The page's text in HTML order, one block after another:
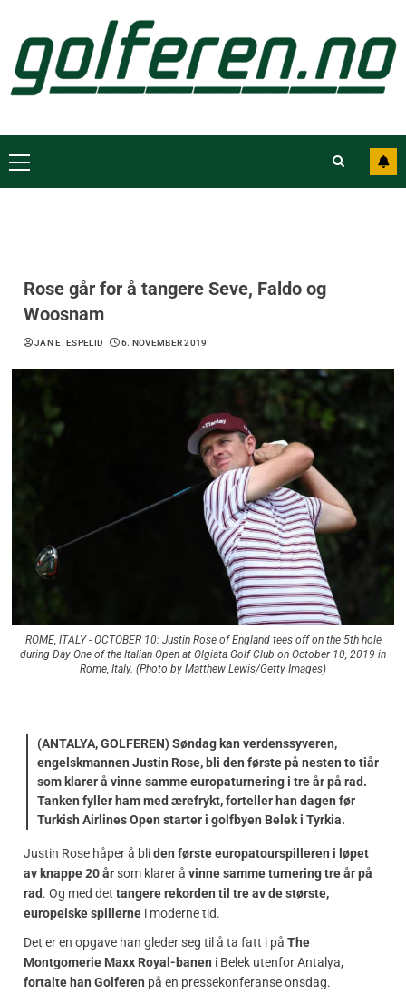
Rose går for å tangere Seve, Faldo og
Woosnam
JAN E. ESPELID 6. NOVEMBER 2019
ROME, ITALY - OCTOBER 10: Justin Rose of England tees off on the 5th hole
during Day One of the Italian Open at Olgiata Golf Club on October 10, 2019 in
Rome, Italy. (Photo by Matthew Lewis/Getty Images)
(ANTALYA, GOLFEREN) Søndag kan verdenssyveren,
engelskmannen Justin Rose, bli den første på nesten to tiår
som klarer å vinne samme europaturnering i tre år på rad.
Tanken fyller ham med ærefrykt, forteller han dagen før
Turkish Airlines Open starter i golfbyen Belek i Tyrkia.
Justin Rose håper å bliden første europatourspilleren i løpet
av knappe 20 årsom klarer å vinne samme turnering tre år på
rad. Og med det tangere rekorden til tre av de største,
europeiske spillerne i moderne tid.
Det er en opgave han gleder seg til å ta fatt i på The
Montgomerie Maxx Royal-banen i Belek utenfor Antalya,
fortalte han Golferen på en pressekonferanse onsdag.